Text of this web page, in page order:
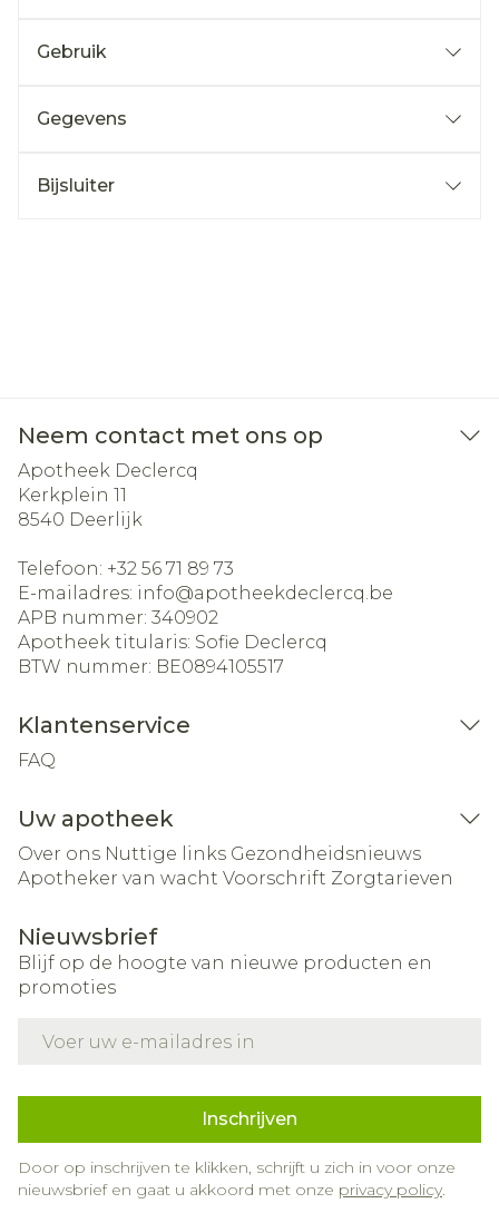
Gebruik
Gegevens
Bijsluiter
Neem contact met ons op
Apotheek Declercq
Kerkplein 11
8540 Deerlijk
Telefoon: +32 56 71 89 73
E-mailadres: info@apotheekdeclercq.be
APB nummer: 340902
Apotheek titularis: Sofie Declercq
BTW nummer: BE0894105517
Klantenservice
FAQ
Uw apotheek
Over ons Nuttige links Gezondheidsnieuws
Apotheker van wacht Voorschrift Zorgtarieven
Nieuwsbrief
Blijf op de hoogte van nieuwe producten en
promoties
Inschrijven
Door op inschrijven te klikken, schrijft u zich in voor onze
nieuwsbrief en gaat u akkoord met onze privacy policy.